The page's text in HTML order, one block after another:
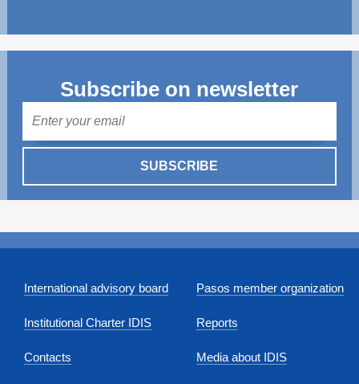
Subscribe on newsletter
SUBSCRIBE
International advisory board
Institutional Charter IDIS
Contacts
Pasos member organization
Reports
Media about IDIS